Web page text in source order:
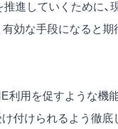
進していくために、
有効な手段になると期
利用を促すような機
付けられるよう徹底